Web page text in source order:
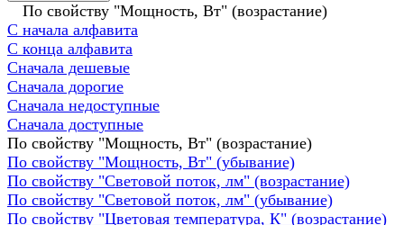
По свойству "Мощность, Вт" (возрастание)
С начала алфавита
С конца алфавита
Сначала дешевые
Сначала дорогие
Сначала недоступные
Сначала доступные
По свойству "Мощность, Вт" (возрастание)
По свойству "Мощность, Вт" (убывание)
По свойству "Световой поток, лм" (возрастание)
По свойству "Световой поток, лм" (убывание)
По свойству "Цветовая температура, К" (возрастание)